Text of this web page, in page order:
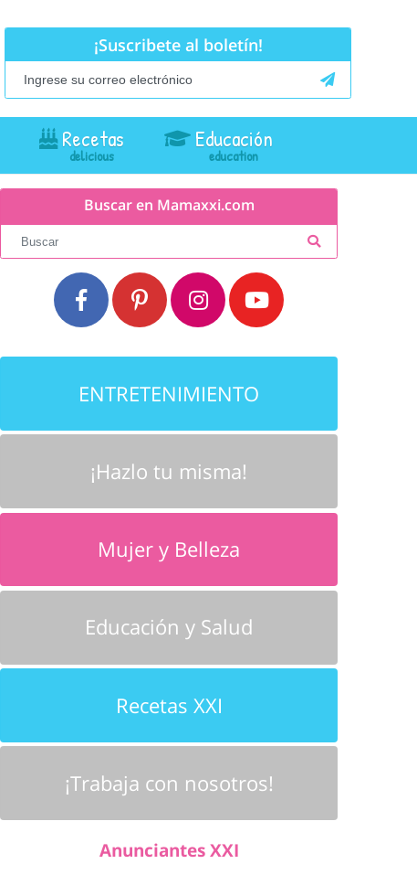
¡Suscribete al boletín!
Recetas Educación
Buscar en Mamaxxi.com
ENTRETENIMIENTO
¡Hazlo tu misma!
Mujer y Belleza
Educación y Salud
Recetas XXI
¡Trabaja con nosotros!
Anunciantes XXI